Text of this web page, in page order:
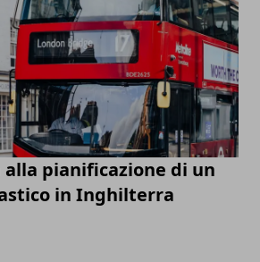
pianificazione di un
in Inghilterra